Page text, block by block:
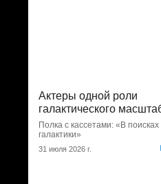
Актеры одной роли
галактического
Полка с кассетами: «В поисках
галактики»
31 июля 2026 г.